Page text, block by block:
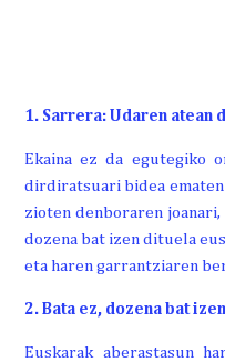
1. Sarrera: Udaren atean
Ekaina ez da egutegiko
dirdiratsuari bidea
zioten denboraren
dozena bat izen dituela
eta haren garrantziaren
2. Bata ez, dozena bat
Euskarak aberastasun
17º/ 24º